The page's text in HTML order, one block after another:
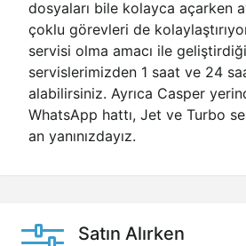
dosyaları bile kolayca açarken
çoklu görevleri de
servisi olma amacı ile
servislerimizden 1 saat ve 24
alabilirsiniz. Ayrıca Casper
WhatsApp hattı, Jet ve Turbo
an yanınızdayız.
Satın Alırken